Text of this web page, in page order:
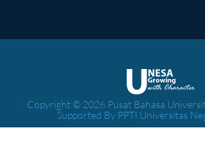
Copyright © 2026 Pusat Bahasa
Supported By PPTI Universitas